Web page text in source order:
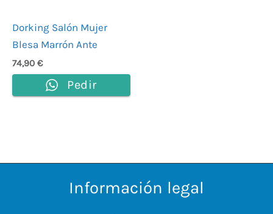
Dorking Salón Mujer
Blesa Marrón Ante
74,90 €
Pedir
Información legal